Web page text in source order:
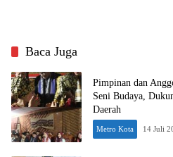
Baca Juga
Pimpinan dan
Seni Budaya,
Daerah
Metro Kota 14 Juli